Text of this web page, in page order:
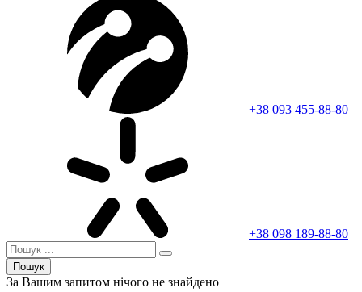
+38 093 455-88-80
+38 098 189-88-80
Пошук
За Вашим запитом нічого не знайдено